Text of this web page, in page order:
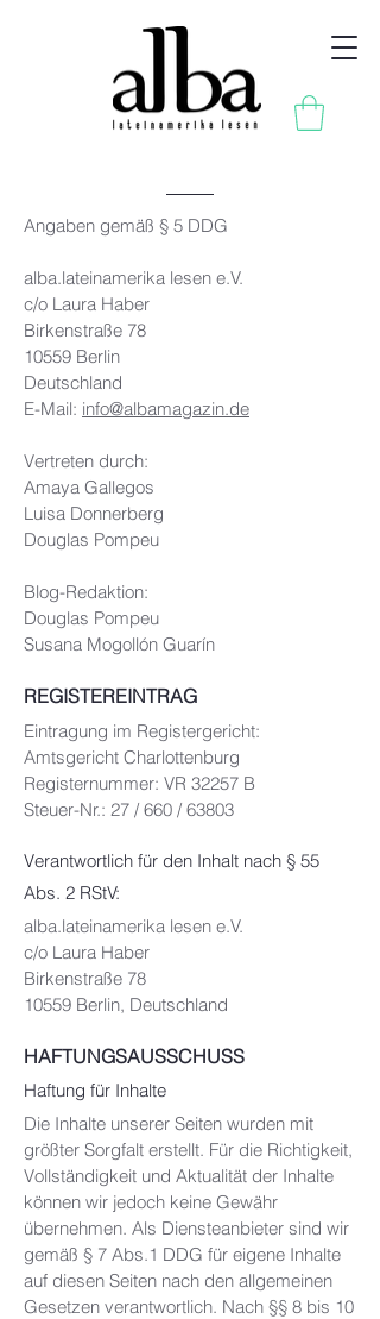
Angaben gemäß § 5 DDG
alba.lateinamerika lesen e.V.
c/o Laura Haber
Birkenstraße 78
10559 Berlin
Deutschland
E-Mail: info@albamagazin.de
Vertreten durch:
Amaya Gallegos
Luisa Donnerberg
Douglas Pompeu
Blog-Redaktion:
Douglas Pompeu
Susana Mogollón Guarín
REGISTEREINTRAG
Eintragung im Registergericht:
Amtsgericht Charlottenburg
Registernummer: VR 32257 B
Steuer-Nr.: 27 / 660 / 63803
Verantwortlich für den Inhalt nach § 55
Abs. 2 RStV:
alba.lateinamerika lesen e.V.
c/o Laura Haber
Birkenstraße 78
10559 Berlin, Deutschland
HAFTUNGSAUSSCHUSS
Haftung für Inhalte
Die Inhalte unserer Seiten wurden mit
größter Sorgfalt erstellt. Für die Richtigkeit,
Vollständigkeit und Aktualität der Inhalte
können wir jedoch keine Gewähr
übernehmen. Als Diensteanbieter sind wir
gemäß § 7 Abs.1 DDG für eigene Inhalte
auf diesen Seiten nach den allgemeinen
Gesetzen verantwortlich. Nach §§ 8 bis 10